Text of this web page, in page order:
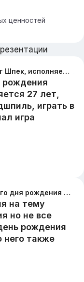
ценностей
Будет день рождения друга, зовут Шпек, исполняется 27 лет, любит слушать мияги и эндшпиль, играть в баскетбол и любимый сериал игра престолов
презентация на тему пушкина и его дня рождения но не все слайды должны быть про день рождения но и интересные факты про него также нужны фотки